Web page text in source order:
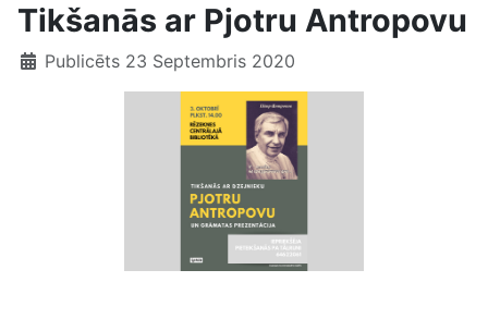
Tikšanās ar Pjotru Antropovu
Publicēts 23 Septembris 2020